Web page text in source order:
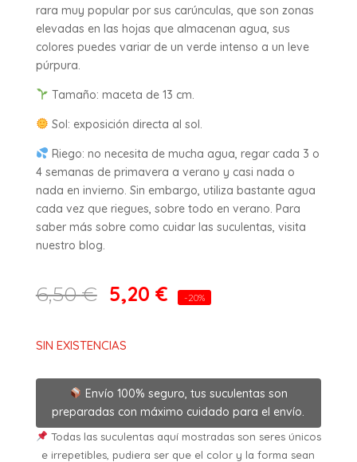
rara muy popular por sus carúnculas, que son zonas
elevadas en las hojas que almacenan agua, sus
colores puedes variar de un verde intenso a un leve
púrpura.
Tamaño: maceta de 13 cm.
Sol: exposición directa al sol.
Riego: no necesita de mucha agua, regar cada 3 o
4 semanas de primavera a verano y casi nada o
nada en invierno. Sin embargo, utiliza bastante agua
cada vez que riegues, sobre todo en verano. Para
saber más sobre como cuidar las suculentas, visita
nuestro blog.
6,50€ 5,20 € -20%
SIN EXISTENCIAS
Envío 100% seguro, tus suculentas son
preparadas con máximo cuidado para el envío.
Todas las suculentas aquí mostradas son seres únicos
e irrepetibles, pudiera ser que el color y la forma sean